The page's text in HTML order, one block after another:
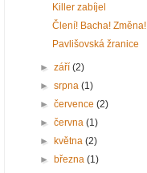
Killer zabíjel
Člení! Bacha! Změna!
Pavlišovská žranice
►září(2)
►srpna(1)
►července(2)
►června(1)
►května(2)
►března(1)